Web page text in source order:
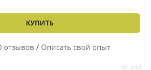
КУПИТЬ
отзывов / Описать свой опыт